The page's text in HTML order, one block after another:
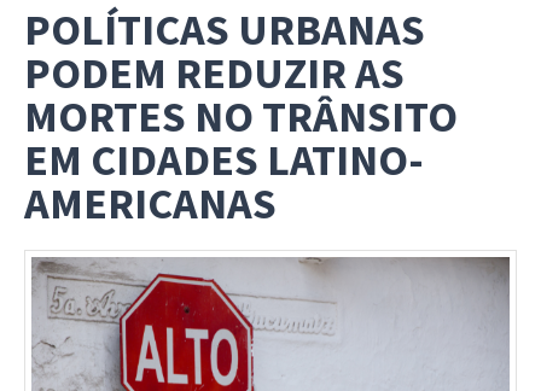
POLÍTICAS URBANAS
PODEM REDUZIR AS
MORTES NO TRÂNSITO
EM CIDADES LATINO-
AMERICANAS